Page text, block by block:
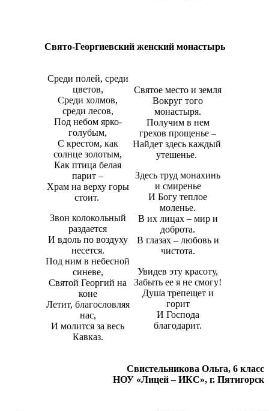
Свято-Георгиевский женский монастырь
Среди полей, среди
цветов,
Среди холмов,
среди лесов,
Под небом ярко-
голубым,
С крестом, как
солнце золотым,
Как птица белая
парит –
Храм на верху горы
стоит.
Звон колокольный
раздается
И вдоль по воздуху
несется.
Под ним в небесной
синеве,
Святой Георгий на
коне
Летит, благословляя
нас,
И молится за весь
Кавказ.
Святое место и земля
Вокруг того
монастыря.
Получим в нем
грехов прощенье –
Найдет здесь каждый
утешенье.
Здесь труд монахинь
и смиренье
И Богу теплое
моленье.
В их лицах – мир и
доброта.
В глазах – любовь и
чистота.
Увидев эту красоту,
Забыть ее я не смогу!
Душа трепещет и
горит
И Господа
благодарит.
Свистельникова Ольга, 6 класс
НОУ «Лицей – ИКС», г. Пятигорск